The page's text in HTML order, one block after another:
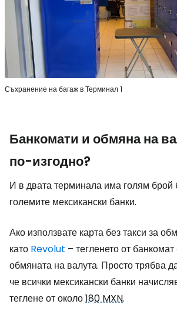
Съхранение на багаж в Терминал 1
Банкомати и обмяна на
по-изгодно?
И в двата терминала има голям брой
големите мексикански банки.
Ако използвате карта без такси за
като Revolut – тегленето от
обмяната на валута. Просто трябва
че всички мексикански банки
теглене от около180 MXN.